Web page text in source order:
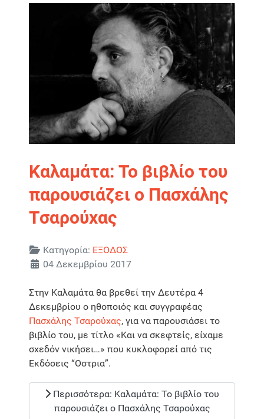
Καλαμάτα: Το βιβλίο του
παρουσιάζει ο Πασχάλης
Τσαρούχας
Λεπτομέρειες
Κατηγορία: ΕΞΟΔΟΣ
04 Δεκεμβρίου 2017
Στην Καλαμάτα θα βρεθεί την Δευτέρα 4
Δεκεμβρίου ο ηθοποιός και συγγραφέας
Πασχάλης Τσαρούχας, για να παρουσιάσει το
βιβλίο του, με τίτλο «Και να σκεφτείς, είχαμε
σχεδόν νικήσει…» που κυκλοφορεί από τις
Εκδόσεις “Οστρια”.
Περισσότερα: Καλαμάτα: Το βιβλίο του
παρουσιάζει ο Πασχάλης Τσαρούχας